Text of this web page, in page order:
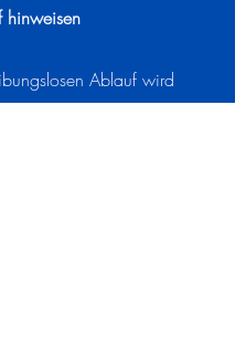
hinweisen
Ablauf wird
Minuten vorher zum